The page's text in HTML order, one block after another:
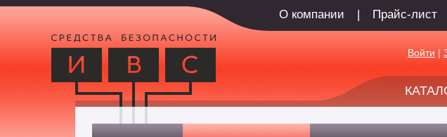
О компании | Прайс-лист
Войти |